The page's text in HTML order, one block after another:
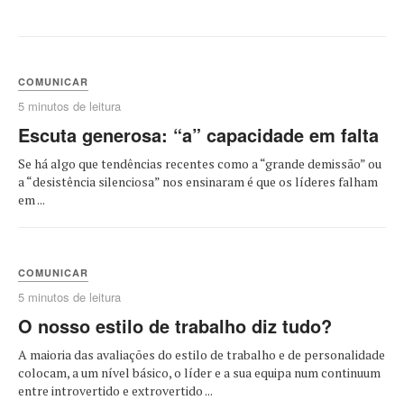
COMUNICAR
5 minutos de leitura
Escuta generosa: “a” capacidade em falta
Se há algo que tendências recentes como a “grande demissão” ou
a “desistência silenciosa” nos ensinaram é que os líderes falham
em ...
COMUNICAR
5 minutos de leitura
O nosso estilo de trabalho diz tudo?
A maioria das avaliações do estilo de trabalho e de personalidade
colocam, a um nível básico, o líder e a sua equipa num continuum
entre introvertido e extrovertido ...